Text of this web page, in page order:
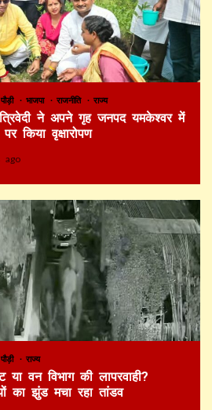
पौड़ी भाजपा राजनीति राज्य
ने अपने गृह जनपद यमकेश्वर में
किया वृक्षारोपण
ago
पौड़ी राज्य
वन विभाग की लापरवाही?
का झुंड मचा रहा तांडव